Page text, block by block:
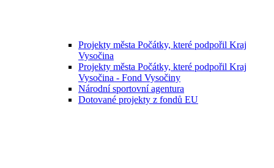
Projekty města Počátky, které podpořil Kraj
Vysočina
Projekty města Počátky, které podpořil Kraj
Vysočina - Fond Vysočiny
Národní sportovní agentura
Dotované projekty z fondů EU